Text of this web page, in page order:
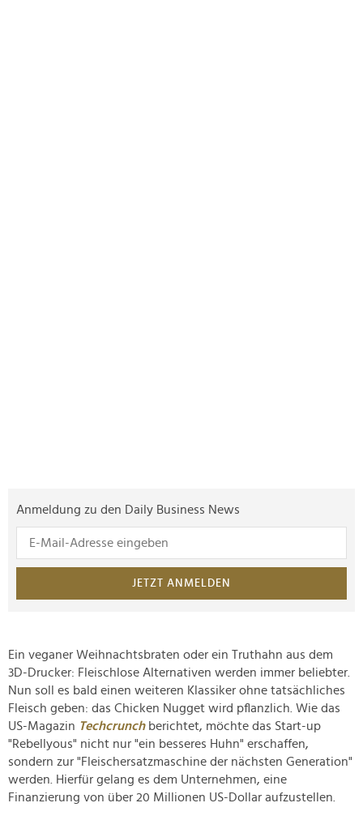
Anmeldung zu den Daily Business News
JETZT ANMELDEN
Ein veganer Weihnachtsbraten oder ein Truthahn aus dem
3D-Drucker: Fleischlose Alternativen werden immer beliebter.
Nun soll es bald einen weiteren Klassiker ohne tatsächliches
Fleisch geben: das Chicken Nugget wird pflanzlich. Wie das
US-Magazin Techcrunchberichtet, möchte das Start-up
"Rebellyous" nicht nur "ein besseres Huhn" erschaffen,
sondern zur "Fleischersatzmaschine der nächsten Generation"
werden. Hierfür gelang es dem Unternehmen, eine
Finanzierung von über 20 Millionen US-Dollar aufzustellen.